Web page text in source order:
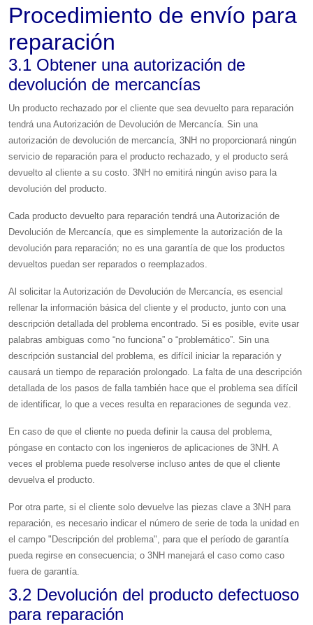
Procedimiento de envío para
reparación
3.1 Obtener una autorización de
devolución de mercancías
Un producto rechazado por el cliente que sea devuelto para reparación
tendrá una Autorización de Devolución de Mercancía. Sin una
autorización de devolución de mercancía, 3NH no proporcionará ningún
servicio de reparación para el producto rechazado, y el producto será
devuelto al cliente a su costo. 3NH no emitirá ningún aviso para la
devolución del producto.
Cada producto devuelto para reparación tendrá una Autorización de
Devolución de Mercancía, que es simplemente la autorización de la
devolución para reparación; no es una garantía de que los productos
devueltos puedan ser reparados o reemplazados.
Al solicitar la Autorización de Devolución de Mercancía, es esencial
rellenar la información básica del cliente y el producto, junto con una
descripción detallada del problema encontrado. Si es posible, evite usar
palabras ambiguas como “no funciona” o “problemático”. Sin una
descripción sustancial del problema, es difícil iniciar la reparación y
causará un tiempo de reparación prolongado. La falta de una descripción
detallada de los pasos de falla también hace que el problema sea difícil
de identificar, lo que a veces resulta en reparaciones de segunda vez.
En caso de que el cliente no pueda definir la causa del problema,
póngase en contacto con los ingenieros de aplicaciones de 3NH. A
veces el problema puede resolverse incluso antes de que el cliente
devuelva el producto.
Por otra parte, si el cliente solo devuelve las piezas clave a 3NH para
reparación, es necesario indicar el número de serie de toda la unidad en
el campo "Descripción del problema", para que el período de garantía
pueda regirse en consecuencia; o 3NH manejará el caso como caso
fuera de garantía.
3.2 Devolución del producto defectuoso
para reparación